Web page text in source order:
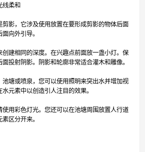
线柔和
影，它涉及使用放置在要形成剪影的物体后面
向外引导。
建相同的深度。在兴趣点前面放一盏小灯。保
投射阴影。阴影和轮廓非常适合灌木和雕像。
塘或喷泉，您可以使用照明来突出水并增加视
元素中以创造引人注目的效果。
用彩色灯光。您还可以在池塘周围放置人行道
区分开来。